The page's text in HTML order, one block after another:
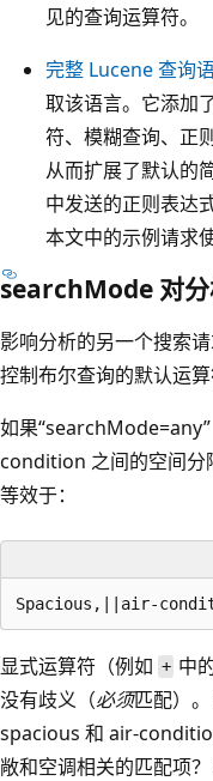
见的查询运算符。
完整 Lucene 查询
取该语言。它添加
符、模糊查询、正
从而扩展了默认的
中发送的正则表达
本文中的示例请求
searchMode 对
影响分析的另一个搜索
控制布尔查询的默认运
如果
condition 之间的空间分
等效于：
显式运算符（例如 + 中
没有歧义（必须匹配）
spacious 和 air-
敞和空调相关的匹配项